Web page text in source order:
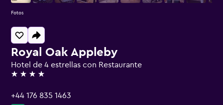
Royal Oak Appleby
Hotel de 4 estrellas con Restaurante
4 estrellas
+44 176 835 1463
Fotos